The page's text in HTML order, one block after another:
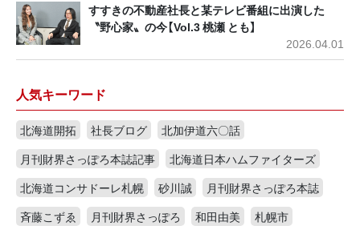
すすきの不動産社長と某テレビ番組に出演した
〝野心家〟の今【Vol.3 桃瀬 とも】
2026.04.01
人気キーワード
北海道開拓 社長ブログ
北加伊道六〇話
月刊財界さっぽろ本誌記事
北海道日本ハムファイターズ
北海道コンサドーレ札幌
砂川誠
月刊財界さっぽろ本誌
斉藤こずゑ
月刊財界さっぽろ 和田由美
札幌市